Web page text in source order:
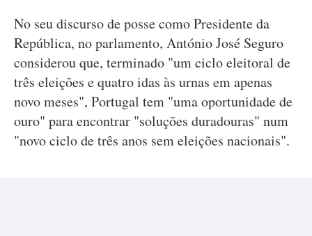
No seu discurso de posse como Presidente da
República, no parlamento, António José Seguro
considerou que, terminado "um ciclo eleitoral de
três eleições e quatro idas às urnas em apenas
novo meses", Portugal tem "uma oportunidade de
ouro" para encontrar "soluções duradouras" num
"novo ciclo de três anos sem eleições nacionais".